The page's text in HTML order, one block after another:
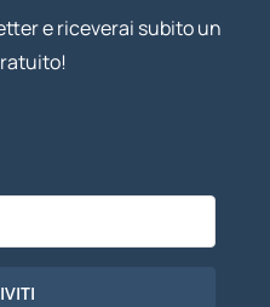
e riceverai subito un